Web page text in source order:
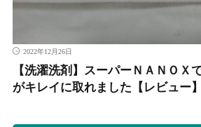
2022年12月26日
【洗濯洗剤】スーパーＮＡＮＯＸ
がキレイに取れました【レビュー】